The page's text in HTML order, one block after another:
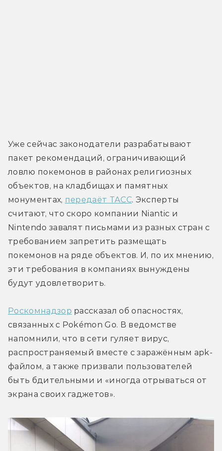
Уже сейчас законодатели разрабатывают
пакет рекомендаций, ограничивающий
ловлю покемонов в районах религиозных
объектов, на кладбищах и памятных
монументах, передаёт ТАСС. Эксперты
считают, что скоро компании Niantic и
Nintendo завалят письмами из разных стран с
требованием запретить размещать
покемонов на ряде объектов. И, по их мнению,
эти требования в компаниях вынуждены
будут удовлетворить.
Роскомнадзор рассказал об опасностях,
связанных с Pokémon Go. В ведомстве
напомнили, что в сети гуляет вирус,
распространяемый вместе с заражённым apk-
файлом, а также призвали пользователей
быть бдительными и «иногда отрываться от
экрана своих гаджетов».